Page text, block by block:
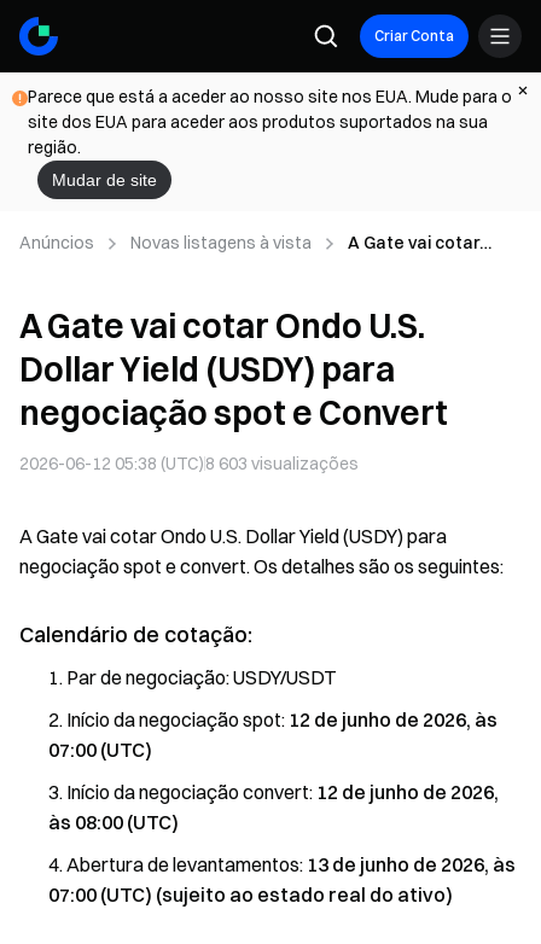
Criar Conta
Parece que está a aceder ao nosso site nos EUA. Mude para o
site dos EUA para aceder aos produtos suportados na sua
região.
Mudar de site
Anúncios Novas listagens à vista
A Gate vai cotar
negociação spot e
Convert
A Gate vai cotar Ondo U.S.
Dollar Yield (USDY) para
negociação spot e Convert
2026-06-12 05:38 (UTC)8 603 visualizações
A Gate vai cotar Ondo U.S. Dollar Yield (USDY) para
negociação spot e convert. Os detalhes são os seguintes:
Calendário de cotação:
Par de negociação: USDY/USDT
Início da negociação spot: 12 de junho de 2026, às
07:00 (UTC)
Início da negociação convert: 12 de junho de 2026,
às 08:00 (UTC)
Abertura de levantamentos: 13 de junho de 2026, às
07:00 (UTC) (sujeito ao estado real do ativo)